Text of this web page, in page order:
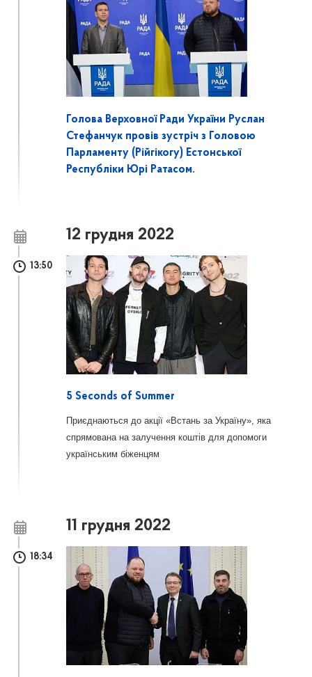
Голова Верховної Ради України Руслан
Стефанчук провів зустріч з Головою
Парламенту (Рійгікогу) Естонської
Республіки Юрі Ратасом.
12 грудня 2022
13:50
5 Seconds of Summer
Приєднаються до акції «Встань за Україну», яка
спрямована на залучення коштів для допомоги
українським біженцям
11 грудня 2022
18:34